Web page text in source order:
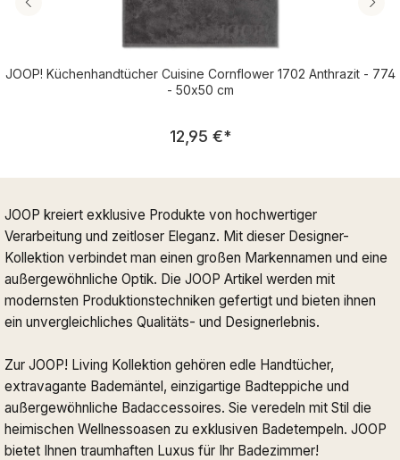
JOOP! Küchenhandtücher Cuisine Cornflower 1702 Anthrazit - 774
- 50x50 cm
Regulärer Preis:
12,95 €*
JOOP kreiert exklusive Produkte von hochwertiger
Verarbeitung und zeitloser Eleganz. Mit dieser Designer-
Kollektion verbindet man einen großen Markennamen und eine
außergewöhnliche Optik. Die JOOP Artikel werden mit
modernsten Produktionstechniken gefertigt und bieten ihnen
ein unvergleichliches Qualitäts- und Designerlebnis.
Zur JOOP! Living Kollektion gehören edle Handtücher,
extravagante Bademäntel, einzigartige Badteppiche und
außergewöhnliche Badaccessoires. Sie veredeln mit Stil die
heimischen Wellnessoasen zu exklusiven Badetempeln. JOOP
bietet Ihnen traumhaften Luxus für Ihr Badezimmer!